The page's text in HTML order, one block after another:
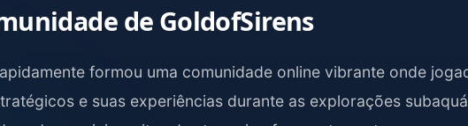
de GoldofSirens
formou uma comunidade online vibrante onde
e suas experiências durante as explorações